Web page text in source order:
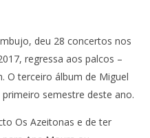
deu 28 concertos nos
regressa aos palcos –
O terceiro álbum de Miguel
semestre deste ano.
Os Azeitonas e de ter